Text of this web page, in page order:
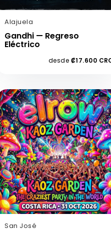
Alajuela
Gandhi — Regreso
Eléctrico
desde ₡17.600
San José